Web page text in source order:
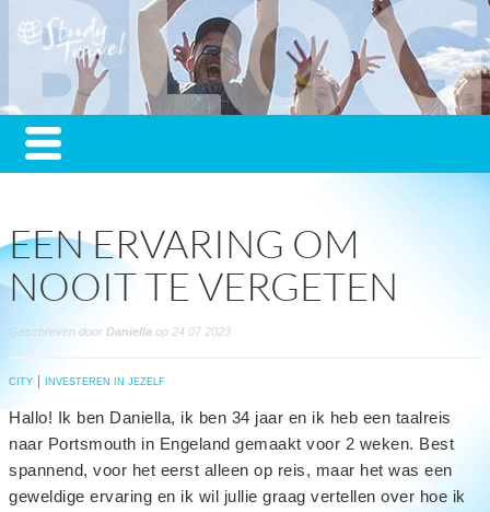
EEN ERVARING OM
NOOIT TE VERGETEN
Geschreven door Daniella op 24 07 2023
CITY INVESTEREN IN JEZELF
Hallo! Ik ben Daniella, ik ben 34 jaar en ik heb een taalreis
naar Portsmouth in Engeland gemaakt voor 2 weken. Best
spannend, voor het eerst alleen op reis, maar het was een
geweldige ervaring en ik wil jullie graag vertellen over hoe ik